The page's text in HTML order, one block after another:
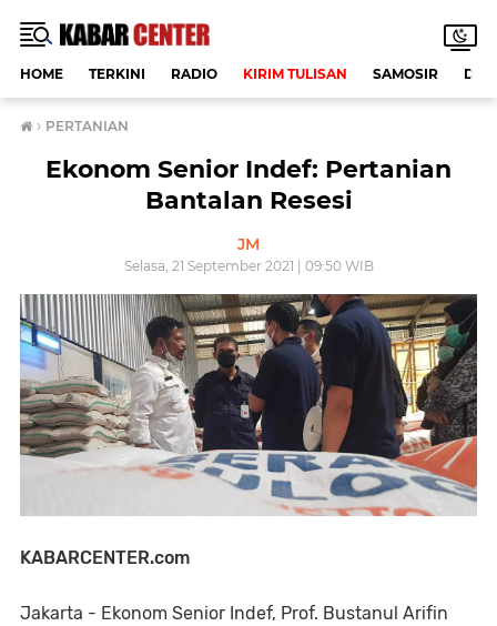
HOME TERKINI RADIO KIRIM TULISAN SAMOSIR
› PERTANIAN
Ekonom Senior Indef: Pertanian
Bantalan Resesi
JM
Selasa, 21 September 2021 | 09:50 WIB
KABARCENTER.com
Jakarta - Ekonom Senior Indef, Prof. Bustanul Arifin